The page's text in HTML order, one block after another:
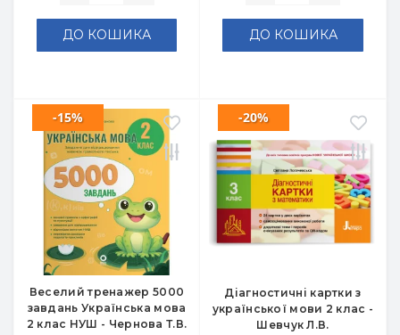
ДО КОШИКА ДО КОШИКА
Веселий тренажер 5000
завдань Українська мова
2 клас НУШ - Чернова Т.В.
-15%
Діагностичні картки з
української мови 2 клас -
Шевчук Л.В.
-20%